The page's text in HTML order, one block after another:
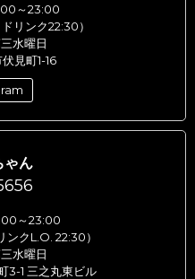
～23:00
リンク22:30）
水曜日
見町1-16
ゃん
～23:00
ンクL.O. 22:30）
水曜日
3-1 三之丸東ビル